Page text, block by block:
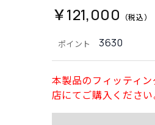
ポイント 3630
本製品のフィッティ
店にてご購入ください
￥121,000